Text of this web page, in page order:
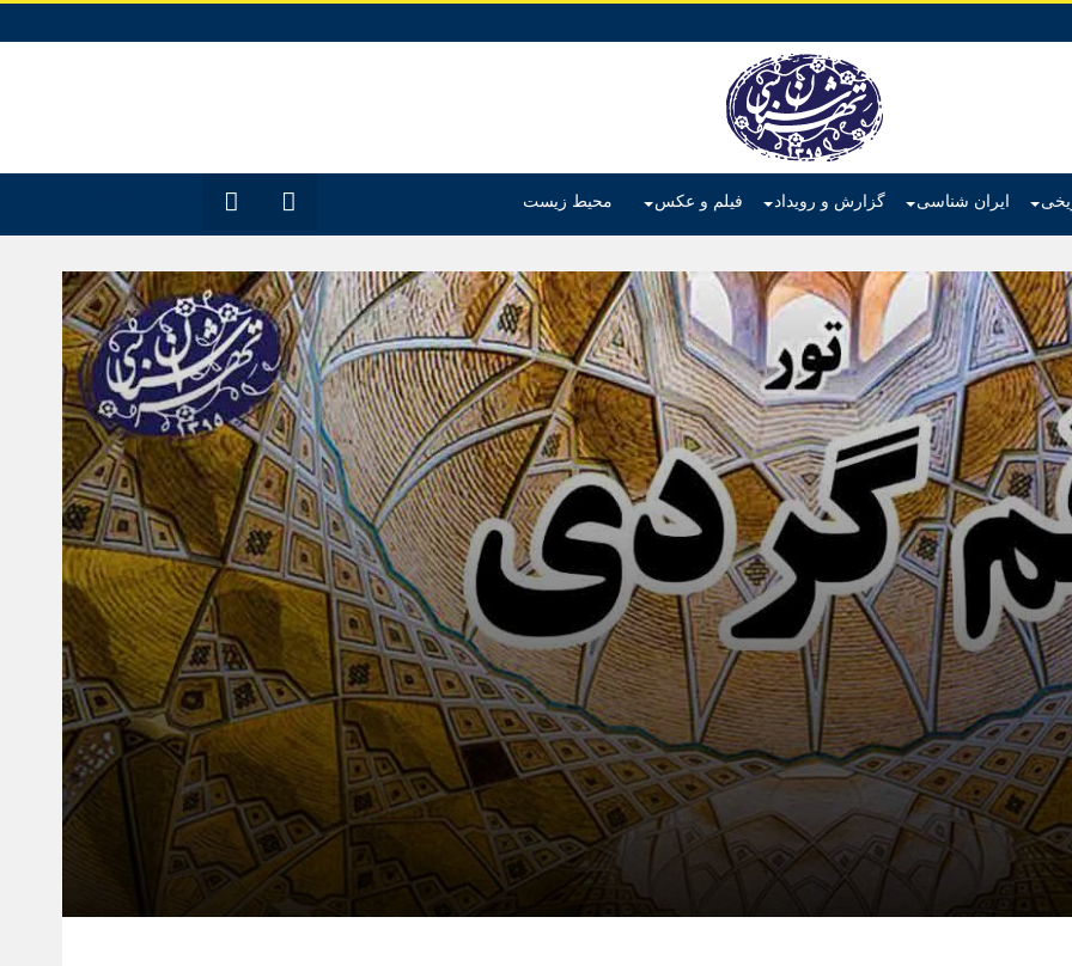
ایران شناسی گزارش و رویداد فیلم و عکس محیط زیست